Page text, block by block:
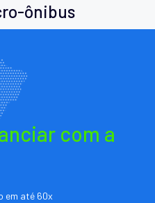
ônibus
com a
em até 60x